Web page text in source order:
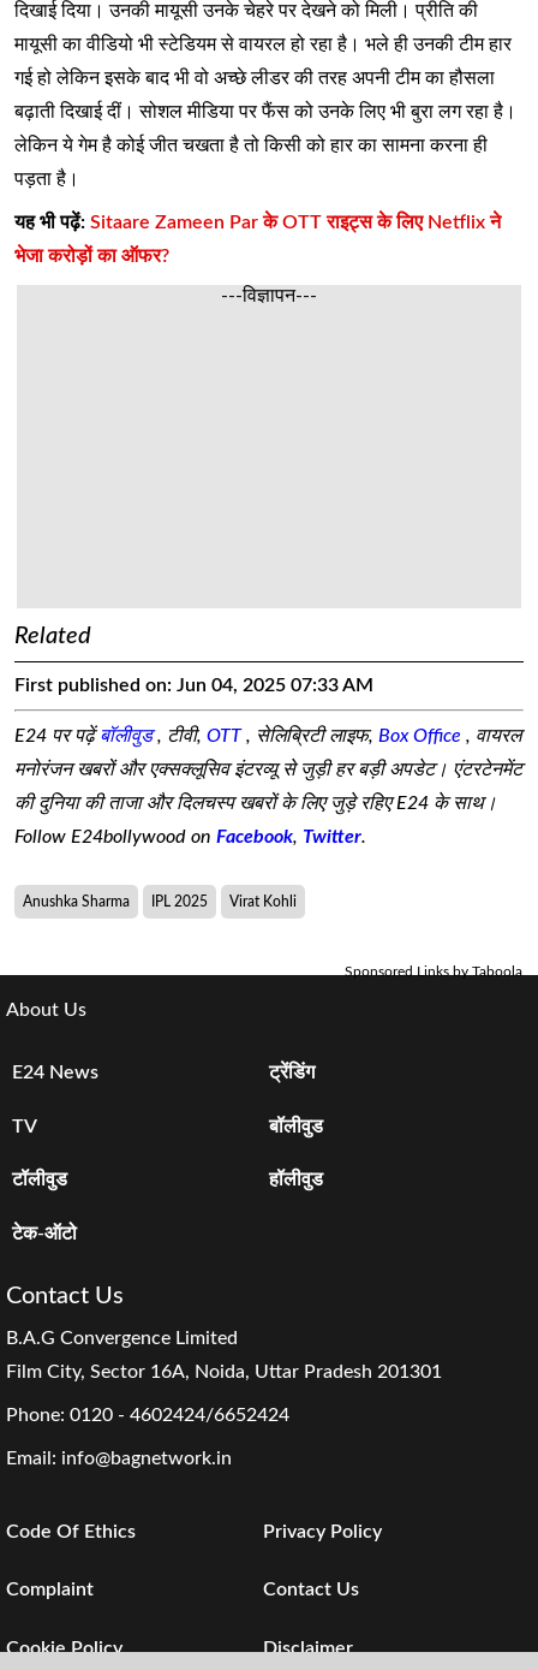
दिखाई दिया। उनकी मायूसी उनके चेहरे पर देखने को मिली। प्रीति की
मायूसी का वीडियो भी स्टेडियम से वायरल हो रहा है। भले ही उनकी टीम हार
गई हो लेकिन इसके बाद भी वो अच्छे लीडर की तरह अपनी टीम का हौसला
बढ़ाती दिखाई दीं। सोशल मीडिया पर फैंस को उनके लिए भी बुरा लग रहा है।
लेकिन ये गेम है कोई जीत चखता है तो किसी को हार का सामना करना ही
पड़ता है।
यह भी पढ़ें: Sitaare Zameen Par के OTT राइट्स के लिए Netflix ने
भेजा करोड़ों का ऑफर?
---विज्ञापन---
Related
First published on: Jun 04, 2025 07:33 AM
E24 पर पढ़ेंबॉलीवुड, टीवी, OTT, सेलिब्रिटी लाइफ, Box Office , वायरल
मनोरंजन खबरों और एक्सक्लूसिव इंटरव्यू से जुड़ी हर बड़ी अपडेट। एंटरटेनमेंट
की दुनिया की ताजा और दिलचस्प खबरों के लिए जुड़े रहिए E24 के साथ।
Follow E24bollywood on Facebook, Twitter.
Anushka Sharma IPL 2025 Virat Kohli
Sponsored Links by Taboola
About Us
E24 News ट्रेंडिंग
TV बॉलीवुड
टॉलीवुड हॉलीवुड
टेक-ऑटो
Contact Us
B.A.G Convergence Limited
Film City, Sector 16A, Noida, Uttar Pradesh 201301
Phone: 0120 - 4602424/6652424
Email: info@bagnetwork.in
Code Of Ethics Privacy Policy
Complaint Contact Us
Cookie Policy Disclaimer